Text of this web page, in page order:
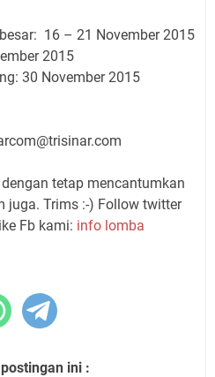
16 – 21 November 2015
2015
30 November 2015
tetap mencantumkan
juga. Trims :-) Follow twitter
Fb kami: info lomba
ini :